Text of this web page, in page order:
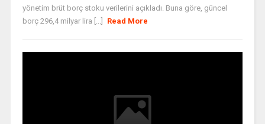
yönetim brüt borç stoku verilerini açıkladı. Buna göre, güncel
borç 296,4 milyar lira [...]
Read More